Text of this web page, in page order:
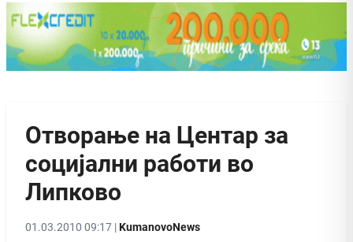
Отворање на Центар за
социјални работи во
Липково
01.03.2010 09:17 |KumanovoNews